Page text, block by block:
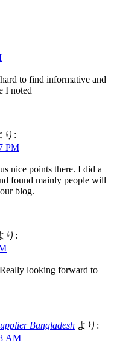
to find informative and
I noted
り:
PM
nice points there. I did a
found mainly people will
blog.
り:
looking forward to
Bangladesh より:
AM